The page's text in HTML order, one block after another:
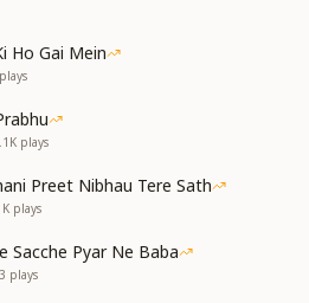
है
है
of happiness bloom within me.
upon my face.
flower of joy to blossom.
spiritual knowledge, Baba,
within my heart.
Ho Gai Mein
plays
plays
Preet Nibhau Tere Sath
plays
Sacche Pyar Ne Baba
plays